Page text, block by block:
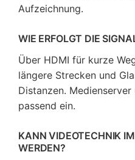
Aufzeichnung.
WIE ERFOLGT DIE
Über HDMI für kurze
längere Strecken und
Distanzen.
passend ein.
KANN VIDEOTECHNIK
WERDEN?